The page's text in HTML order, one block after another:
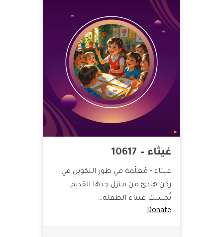
غيثاء – 10617
غيثاء - مُعلّمة في طور التكوين في
ركن هادئ من منزل جدها القديم،
تُمسك غيثاء الطفلة…
Donate